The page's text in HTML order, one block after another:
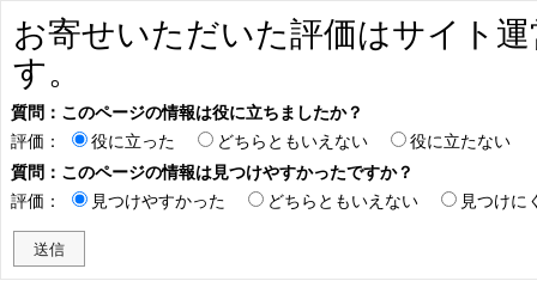
お寄せいただいた評価はサイト
す。
質問：このページの情報は役に立ちましたか？
評価：
役に立った どちらともいえない
役に立たない
質問：このページの情報は見つけやすかったですか？
評価：
見つけやすかった どちらともいえない 見つけに